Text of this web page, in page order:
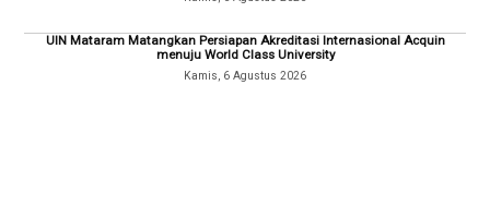
UIN Mataram Matangkan Persiapan Akreditasi Internasional Acquin
menuju World Class University
Kamis, 6 Agustus 2026